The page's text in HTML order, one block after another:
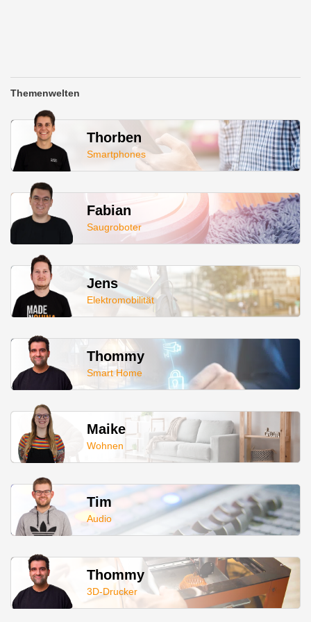
Themenwelten
Thorben
Smartphones
Fabian
Saugroboter
Jens
Elektromobilität
Thommy
Smart Home
Maike
Wohnen
Tim
Audio
Thommy
3D-Drucker